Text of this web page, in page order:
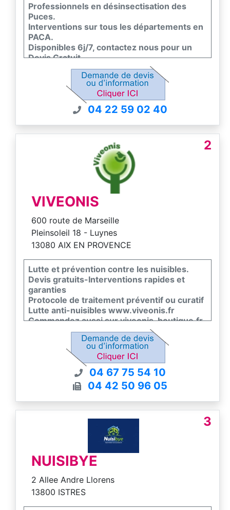
Professionnels en désinsectisation des
Puces.
Interventions sur tous les départements en
PACA.
Disponibles 6j/7, contactez nous pour un
Devis Gratuit.
Toutes nos interventions sont garanties.
La société DKM Experts est certifiée en
conformité avec la norme EN 16636, seul
standard européen de qualité dans la lutte
contre les nuisibles.04 22 59 02 40
2
VIVEONIS
600 route de Marseille
Pleinsoleil 18 - Luynes
13080 AIX EN PROVENCE
Lutte et prévention contre les nuisibles.
Devis gratuits-Interventions rapides et
garanties
Protocole de traitement préventif ou curatif
Lutte anti-nuisibles www.viveonis.fr
Commandez aussi sur viveonis-boutique.fr
04 67 75 54 10
04 42 50 96 05
3
NUISIBYE
2 Allee Andre Llorens
13800 ISTRES